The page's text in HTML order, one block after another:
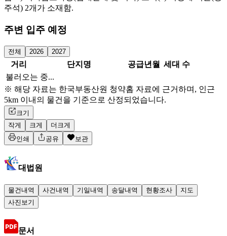
주석) 2개가 소재함.
주변 입주 예정
전체 2026 2027
거리 단지명 공급년월 세대 수
불러오는 중...
※ 해당 자료는 한국부동산원 청약홈 자료에 근거하며, 인근
5km 이내의 물건을 기준으로 산정되었습니다.
크기
작게
크게
더크게
인쇄
공유 보관
대법원
물건내역 사건내역 기일내역 송달내역 현황조사
지도
사진보기
문서